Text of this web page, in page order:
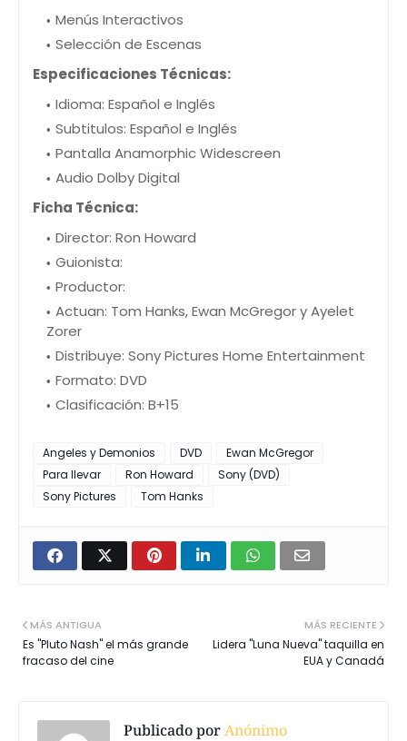
Menús Interactivos
Selección de Escenas
Especificaciones Técnicas:
Idioma: Español e Inglés
Subtitulos: Español e Inglés
Pantalla Anamorphic Widescreen
Audio Dolby Digital
Ficha Técnica:
Director: Ron Howard
Guionista:
Productor:
Actuan: Tom Hanks, Ewan McGregor y Ayelet
Zorer
Distribuye: Sony Pictures Home Entertainment
Formato: DVD
Clasificación: B+15
Angeles y Demonios DVD
Ewan McGregor
Para llevar
Ron Howard
Sony (DVD)
Sony Pictures
Tom Hanks
MÁS RECIENTE
Lidera "Luna Nueva" taquilla en
EUA y Canadá
MÁS ANTIGUA
Es "Pluto Nash" el más grande
fracaso del cine
Publicado porAnónimo